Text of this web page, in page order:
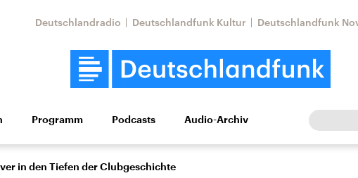
Deutschlandradio Deutschlandfunk Kultur Deutschlandfunk
Wirtschaft Wissen Kultur Europa
Musik
Programm Podcasts Audio-Archiv
in den Tiefen der Clubgeschichte